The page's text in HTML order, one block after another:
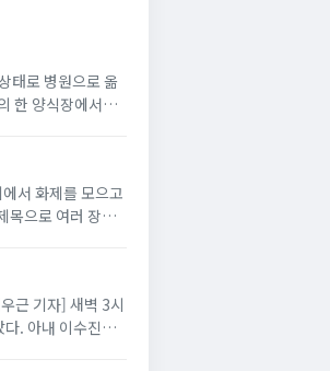
태로 병원으로 옮
한 양식장에서
서 화제를 모으고
목으로 여러 장의
근 기자] 새벽 3시
다. 아내 이수진은